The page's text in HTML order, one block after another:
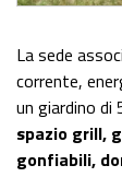
La sede
corrente,
un giardino di
spazio grill,
gonfiabili,